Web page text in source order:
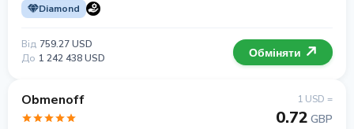
Diamond
Від 759.27 USD
До 1 242 438 USD Обміняти
Obmenoff 1 USD =
0.72 GBP